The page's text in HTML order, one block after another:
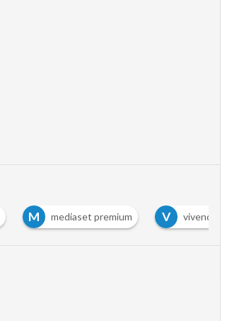
M mediaset premium V vivendi